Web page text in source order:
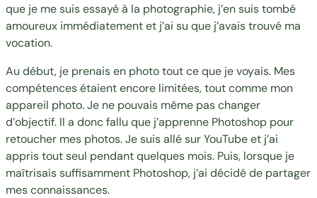
que je me suis essayé à la photographie, j’en suis tombé
amoureux immédiatement et j’ai su que j’avais trouvé ma
vocation.
Au début, je prenais en photo tout ce que je voyais. Mes
compétences étaient encore limitées, tout comme mon
appareil photo. Je ne pouvais même pas changer
d’objectif. Il a donc fallu que j’apprenne Photoshop pour
retoucher mes photos. Je suis allé sur YouTube et j’ai
appris tout seul pendant quelques mois. Puis, lorsque je
maîtrisais suffisamment Photoshop, j’ai décidé de partager
mes connaissances.